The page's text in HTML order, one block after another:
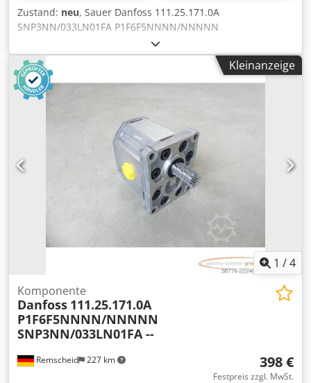
Zustand: neu, Sauer Danfoss 111.25.171.0A
SNP3NN/033LN01FA P1F6F5NNNN/NNNNN
Zahnradpumpe,ungebraucht, 100% funktionsfähig,
Lieferumfang gem. Fotos Crsdpfx Akezh Sb He Hjf
Kleinanzeige
1 /4
Remscheid 227 km
Komponente
Danfoss 111.25.171.0A
P1F6F5NNNN/NNNNN
SNP3NN/033LN01FA --
398 €
Festpreis zzgl. MwSt.